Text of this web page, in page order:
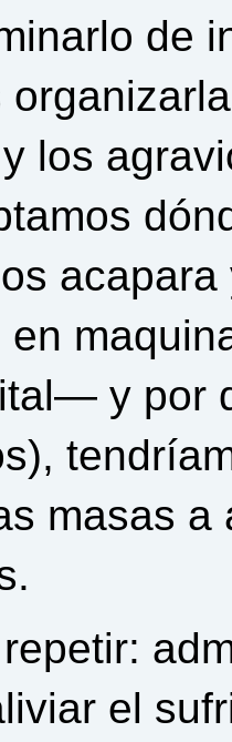
de
los
en
y por
masas a
el